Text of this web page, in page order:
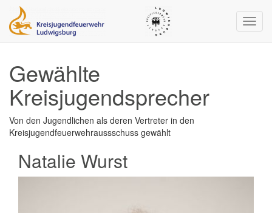
ein-/
Gewählte
Kreisjugendsprecher
Von den Jugendlichen als deren Vertreter in den
Kreisjugendfeuerwehraussschuss gewählt
Natalie Wurst